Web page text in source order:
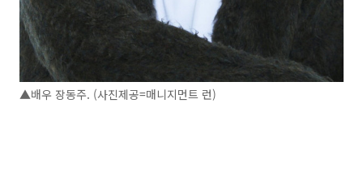
▲배우 장동주. (사진제공=매니지먼트 런)